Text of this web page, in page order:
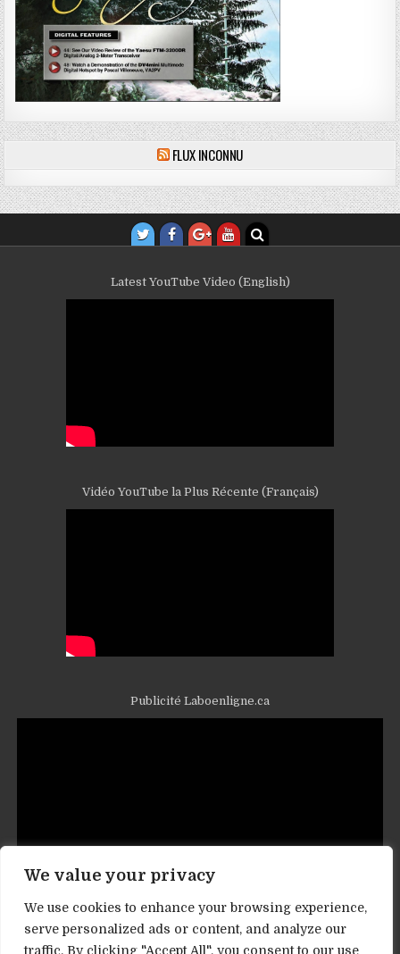
We value your privacy
We use cookies to enhance your browsing experience,
serve personalized ads or content, and analyze our
traffic. By clicking "Accept All", you consent to our use
FLUX INCONNU
Latest YouTube Video (English)
Vidéo YouTube la Plus Récente (Français)
Publicité Laboenligne.ca